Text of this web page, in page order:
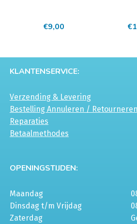
€9,00
de
€
KLANTENSERVICE:
Verzending & Levering
Bestelling Annuleren / Retourneren
Reparaties
Betaalmethodes
OPENINGSTIJDEN:
Maandag
Dinsdag t/m Vrijdag
Zaterdag